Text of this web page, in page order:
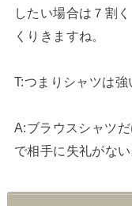
したい場合は７割
くりきますね。
T:つまりシャツは強
A:ブラウスシャツ
で相手に失礼がない